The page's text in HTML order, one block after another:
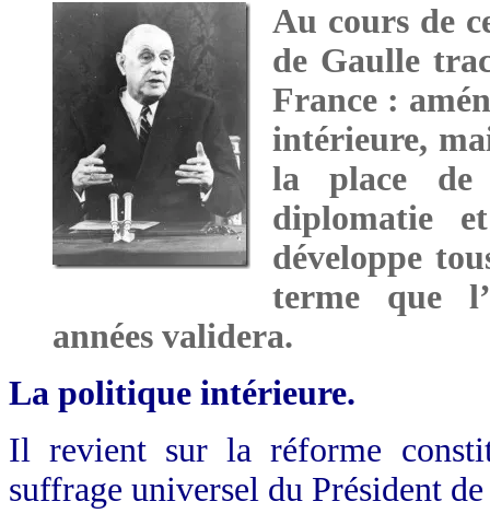
Au cours de
de Gaulle
France :
intérieure,
la place de
diplomatie
développe
terme que
années validera.
La politique intérieure.
Il revient sur la réforme
suffrage universel du Président